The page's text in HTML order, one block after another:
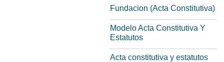
Fundacion (Acta Constitutiva)
Modelo Acta Constitutiva Y
Estatutos
Acta constitutiva y estatutos